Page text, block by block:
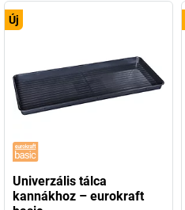
Új
Univerzális tálca
kannákhoz – eurokraft